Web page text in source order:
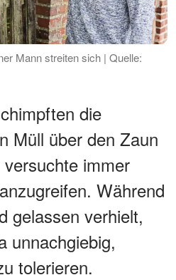
Mann streiten sich | Quelle:
die
Müll über den Zaun
immer
Während
gelassen verhielt,
unnachgiebig,
tolerieren.